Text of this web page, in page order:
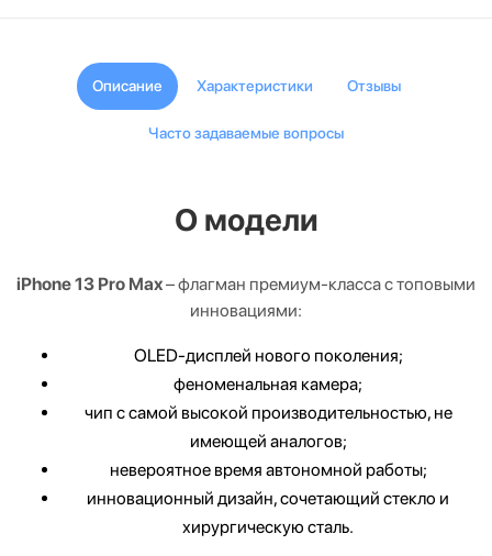
Описание Характеристики Отзывы
Часто задаваемые вопросы
О модели
iPhone 13 Pro Max– флагман премиум-класса с топовыми
инновациями:
OLED-дисплей нового поколения;
феноменальная камера;
чип с самой высокой производительностью, не
имеющей аналогов;
невероятное время автономной работы;
инновационный дизайн, сочетающий стекло и
хирургическую сталь.